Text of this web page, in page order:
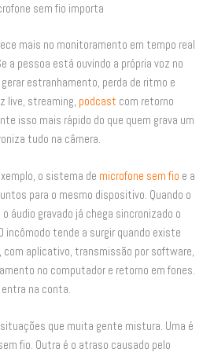
sem fio importa
mais no monitoramento em tempo real
a pessoa está ouvindo a própria voz no
estranhamento, perda de ritmo e
live, streaming, podcast com retorno
isso mais rápido do que quem grava um
tudo na câmera.
o sistema de microfone sem fio e a
para o mesmo dispositivo. Quando o
áudio gravado já chega sincronizado o
incômodo tende a surgir quando existe
com aplicativo, transmissão por software,
no computador e retorno em fones.
entra na conta.
que muita gente mistura. Uma é
fio. Outra é o atraso causado pelo